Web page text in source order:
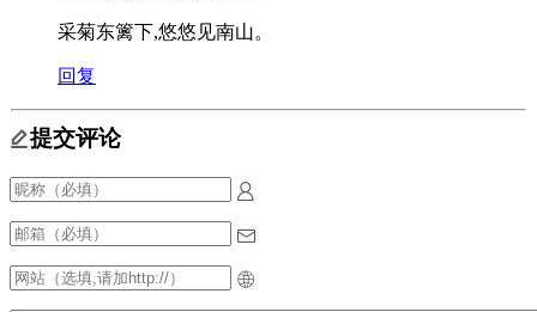
采菊东篱下,悠悠见南山。
回复
提交评论